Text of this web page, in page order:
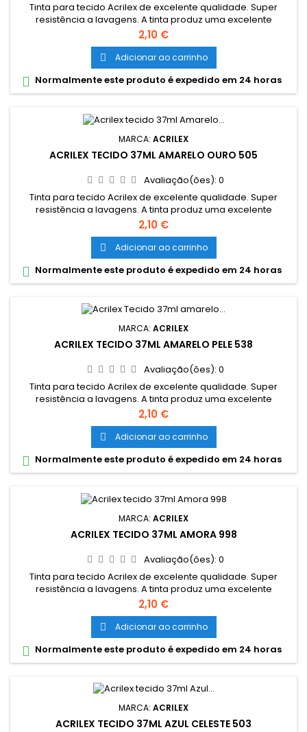
Tinta para tecido Acrilex de excelente qualidade. Super
resistência a lavagens. A tinta produz uma excelente
cobertura e sua fixção é a frio. Grande variedade de cores e
são miscíveis entre si. Cores miscíveis entre sí. Pode ser
aplicada com pincel, esponja ou carimbo, em tecidos de
algodão sem goma (não sintéticos). Lavar o tecido antes da
pintura, para...
Preço
2,10 €
 Adicionar ao carrinho
 Normalmente este produto é expedido em 24 horas
MARCA: ACRILEX
ACRILEX TECIDO 37ML AMARELO OURO 505
Avaliação(ões): 0
Tinta para tecido Acrilex de excelente qualidade. Super
resistência a lavagens. A tinta produz uma excelente
cobertura e sua fixção é a frio. Grande variedade de cores e
são miscíveis entre si. Cores miscíveis entre sí. Pode ser
aplicada com pincel, esponja ou carimbo, em tecidos de
algodão sem goma (não sintéticos). Lavar o tecido antes da
pintura, para...
Preço
2,10 €
 Adicionar ao carrinho
 Normalmente este produto é expedido em 24 horas
MARCA: ACRILEX
ACRILEX TECIDO 37ML AMARELO PELE 538
Avaliação(ões): 0
Tinta para tecido Acrilex de excelente qualidade. Super
resistência a lavagens. A tinta produz uma excelente
cobertura e sua fixção é a frio. Grande variedade de cores e
são miscíveis entre si. Cores miscíveis entre sí. Pode ser
aplicada com pincel, esponja ou carimbo, em tecidos de
algodão sem goma (não sintéticos). Lavar o tecido antes da
pintura, para...
Preço
2,10 €
 Adicionar ao carrinho
 Normalmente este produto é expedido em 24 horas
MARCA: ACRILEX
ACRILEX TECIDO 37ML AMORA 998
Avaliação(ões): 0
Tinta para tecido Acrilex de excelente qualidade. Super
resistência a lavagens. A tinta produz uma excelente
cobertura e sua fixação é a frio. Grande variedade de cores
e são miscíveis entre si. Cores miscíveis entre sí. Pode ser
aplicada com pincel, esponja ou carimbo, em tecidos de
algodão sem goma (não sintéticos). Lavar o tecido antes da
pintura, para...
Preço
2,10 €
 Adicionar ao carrinho
 Normalmente este produto é expedido em 24 horas
MARCA: ACRILEX
ACRILEX TECIDO 37ML AZUL CELESTE 503